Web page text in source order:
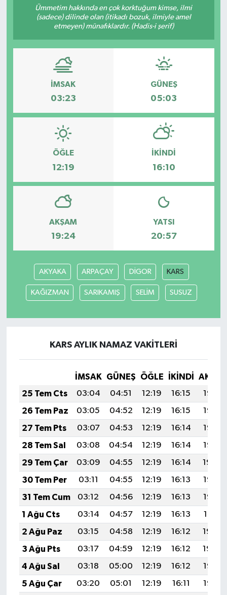
Ümmetim hakkında en çok korktuğum kimse, ilmi
(sadece) dilinde olan (itikadı bozuk, ilmiyle amel
etmeyen) münafıklardır. (Hadis-i şerif)
İMSAK
03:23
GÜNEŞ
05:03
ÖĞLE
12:19
İKINDI
16:10
AKŞAM
19:24
YATSI
20:57
AKYAKA ARPAÇAY DİGOR KARS
KAĞIZMAN SARIKAMIŞ SELİM SUSUZ
KARS AYLIK NAMAZ VAKITLERI
İMSAK GÜNEŞ ÖĞLE İKINDI
25 Tem Cts
03:04 04:51 12:19 16:15
19:38
26 Tem Paz
03:05 04:52 12:19 16:15
19:37
27 Tem Pts
03:07 04:53 12:19 16:14
19:36
28 Tem Sal
03:08 04:54 12:19 16:14
19:35
29 Tem Çar
03:09 04:55 12:19 16:14
19:34
30 Tem Per
03:11 04:55 12:19 16:13
19:33
31 Tem Cum
03:12 04:56 12:19 16:13
19:32
1 Ağu Cts
03:14 04:57 12:19 16:13
19:31
2 Ağu Paz
03:15 04:58 12:19 16:12
19:30
3 Ağu Pts
03:17 04:59 12:19 16:12
19:29
4 Ağu Sal
03:18 05:00 12:19 16:12
19:28
5 Ağu Çar
03:20 05:01 12:19 16:11
19:26